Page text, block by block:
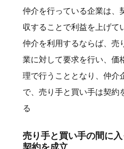
仲介を行っている企業は、
収することで利益を上げて
仲介を利用するならば、売
業に対して要求を行い、価
理で行うこととなり、仲介
で、売り手と買い手は契約
る
売り手と買い手の間に
契約を成立